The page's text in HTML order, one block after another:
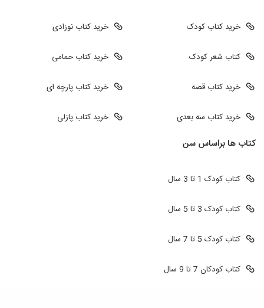
خرید کتاب کودک
کتاب شعر کودک
خرید کتاب قصه
خرید کتاب سه بعدی
خرید کتاب نوزادی
خرید کتاب حمامی
خرید کتاب پارچه ای
خرید کتاب پازلی
کتاب ها براساس سن
کتاب کودک 1 تا 3 سال
کتاب کودک 3 تا 5 سال
کتاب کودک 5 تا 7 سال
کتاب کودکان 7 تا 9 سال